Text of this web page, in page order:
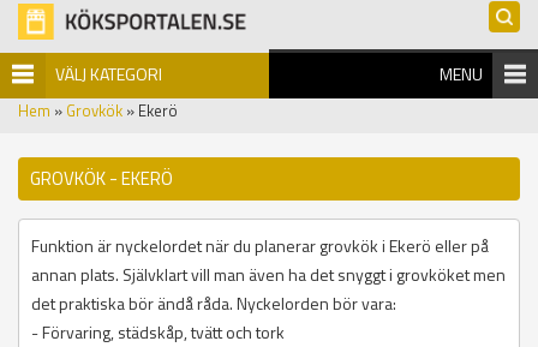
VÄLJ KATEGORI MENU
Hem » Grovkök » Ekerö
GROVKÖK - EKERÖ
Funktion är nyckelordet när du planerar grovkök i Ekerö eller på
annan plats. Självklart vill man även ha det snyggt i grovköket men
det praktiska bör ändå råda. Nyckelorden bör vara:
- Förvaring, städskåp, tvätt och tork